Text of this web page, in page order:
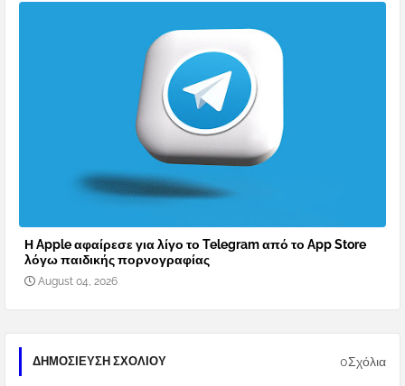
Η Apple αφαίρεσε για λίγο το Telegram από το App Store
λόγω παιδικής πορνογραφίας
August 04, 2026
ΔΗΜΟΣΊΕΥΣΗ ΣΧΟΛΊΟΥ 0Σχόλια